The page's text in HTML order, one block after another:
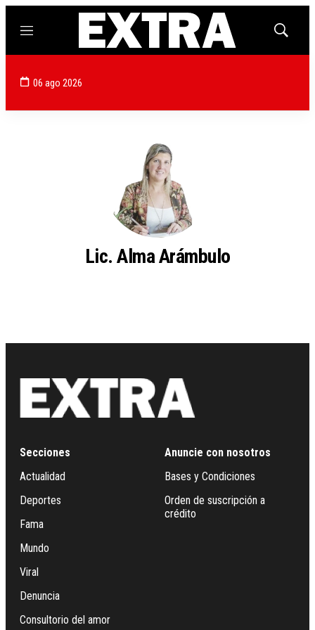
Menú
Mostrar
06 ago 2026
Lic. Alma Arámbulo
Secciones
Actualidad
Deportes
Fama
Mundo
Viral
Denuncia
Consultorio del amor
Anuncie con nosotros
Bases y Condiciones
Orden de suscripción a
crédito